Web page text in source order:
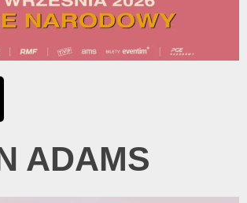
ADAMS